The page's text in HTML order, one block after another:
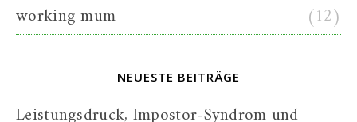
working mum
(12)
NEUESTE BEITRÄGE
Leistungsdruck, Impostor-Syndrom und